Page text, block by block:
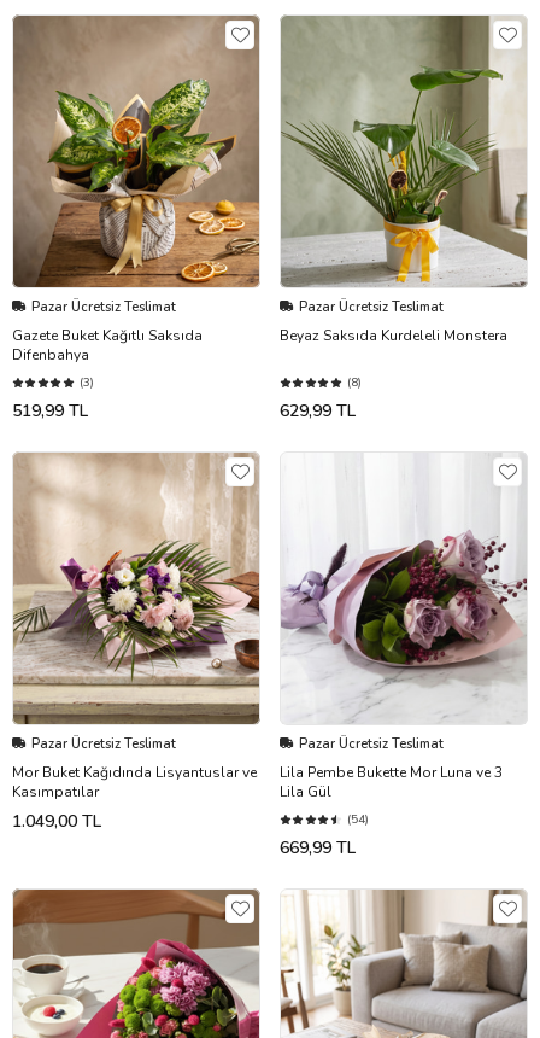
Pazar Ücretsiz Teslimat
Gazete Buket Kağıtlı Saksıda
Difenbahya
(3)
519,99 TL
Pazar Ücretsiz Teslimat
Beyaz Saksıda Kurdeleli Monstera
(8)
629,99 TL
Pazar Ücretsiz Teslimat
Mor Buket Kağıdında Lisyantuslar ve
Kasımpatılar
1.049,00 TL
Pazar Ücretsiz Teslimat
Lila Pembe Bukette Mor Luna ve 3
Lila Gül
(54)
669,99 TL